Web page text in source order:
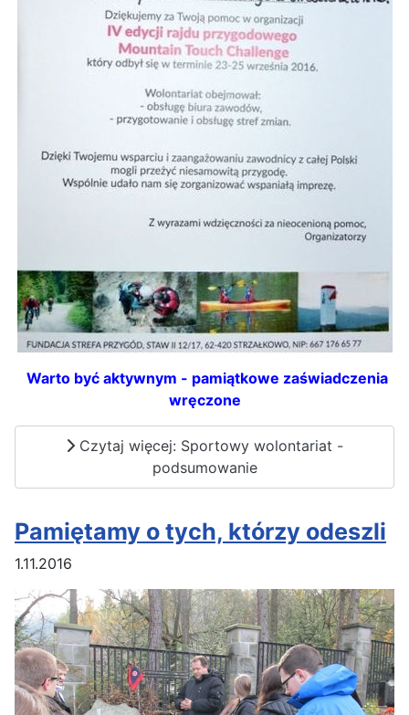
Warto być aktywnym - pamiątkowe zaświadczenia
wręczone
Czytaj więcej: Sportowy wolontariat -
podsumowanie
Pamiętamy o tych, którzy odeszli
1.11.2016